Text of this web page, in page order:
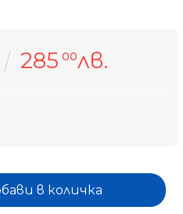
285 00лв.